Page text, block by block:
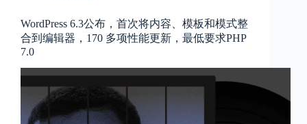
WordPress 6.3公布，首次将内容、模板和模式整
合到编辑器，170 多项性能更新，最低要求PHP
7.0